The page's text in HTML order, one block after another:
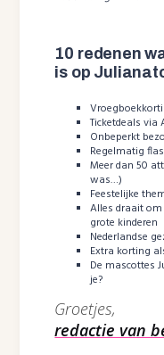
10 redenen
is op
Ticketdeals via
Onbeperkt
Regelmatig
Meer dan 50
was…)
Feestelijke
Alles draait
grote kinderen
Nederlandse
Extra korting
De mascottes
je?
Groetjes,
redactie van